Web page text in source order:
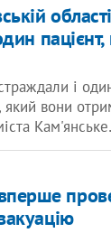
і
який вони